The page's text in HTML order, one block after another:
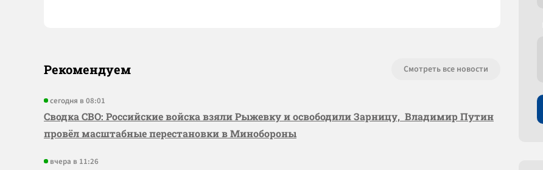
Рекомендуем Смотреть все новости
сегодня в 08:01
Сводка СВО: Российские войска взяли Рыжевку и освободили Зарницу, Владимир Путин
провёл масштабные перестановки в Минобороны
вчера в 11:26